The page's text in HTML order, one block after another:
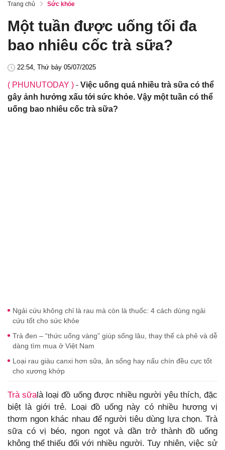
Trang chủ Sức khỏe
Một tuần được uống tối đa
bao nhiêu cốc trà sữa?
22:54, Thứ bảy 05/07/2025
( PHUNUTODAY ) - Việc uống quá nhiều trà sữa có thể
gây ảnh hưởng xấu tới sức khỏe. Vậy một tuần có thể
uống bao nhiêu cốc trà sữa?
Ngải cứu không chỉ là rau mà còn là thuốc: 4 cách dùng ngải
cứu tốt cho sức khỏe
Trà đen – “thức uống vàng” giúp sống lâu, thay thế cà phê và dễ
dàng tìm mua ở Việt Nam
Loại rau giàu canxi hơn sữa, ăn sống hay nấu chín đều cực tốt
cho xương khớp
Trà sữalà loại đồ uống được nhiều người yêu thích, đặc
biệt là giới trẻ. Loại đồ uống này có nhiều hương vị
thơm ngon khác nhau để người tiêu dùng lựa chọn. Trà
sữa có vị béo, ngon ngọt và dần trở thành đồ uống
không thể thiếu đối với nhiều người. Tuy nhiên, việc sử